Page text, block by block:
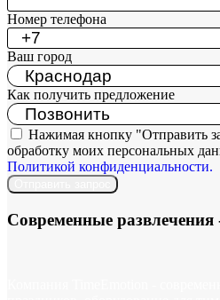
Номер телефона
Ваш город
Как получить предложение
Нажимая кнопку "Отправить
обработку моих персональных
Политикой конфиденциальности.
Современные развлечения